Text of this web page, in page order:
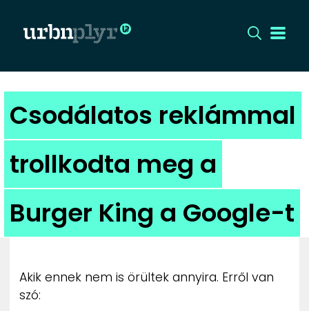
CÍMLAP
DIZÁJN
DIVAT
HIP
UTCA
Csodálatos reklámmal
trollkodta meg a
Burger King a Google-t
Akik ennek nem is örültek annyira. Erről van
szó: